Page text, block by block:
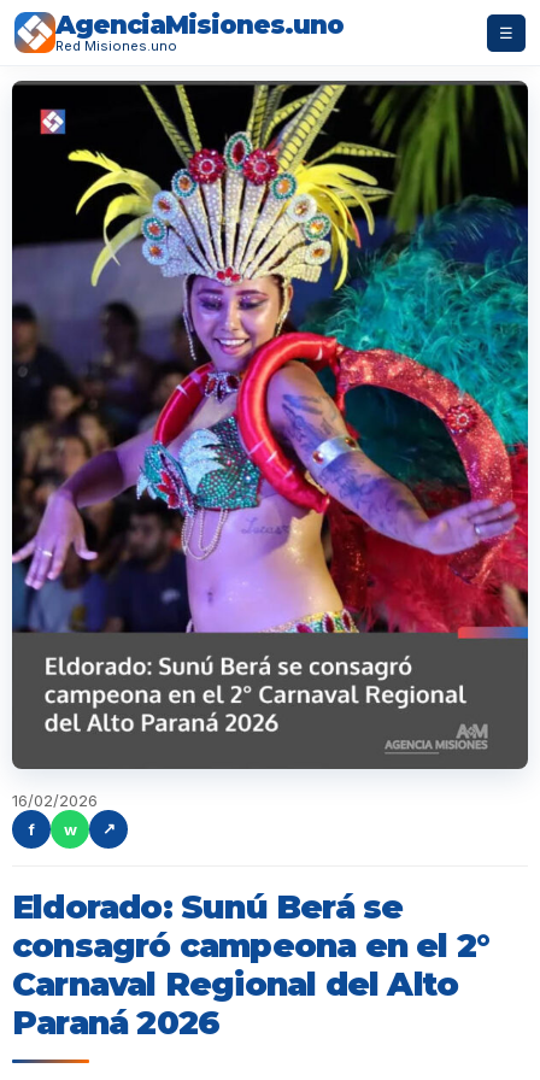
AgenciaMisiones.uno
Red Misiones.uno
☰
16/02/2026
f
w ↗
Eldorado: Sunú Berá se
consagró campeona en el 2°
Carnaval Regional del Alto
Paraná 2026